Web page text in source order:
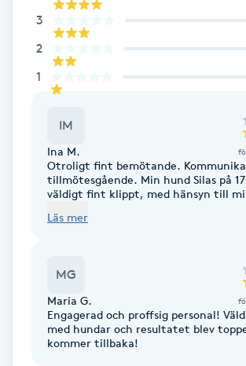
Fotsvamp
Fotvård
Fransborttagning
Fransfärgning
Fransförlängning Megavolym
Fransförlängning Volym
3
2
1
IM
Ina M.
Otroligt fint bemötande.
tillmötesgående. Min hund Silas på
väldigt fint klippt, med hänsyn till
hund 😁 Vi kommer helt klart att
Läs mer
MG
Maria G.
Engagerad och proffsig personal!
med hundar och resultatet blev
kommer tillbaka!